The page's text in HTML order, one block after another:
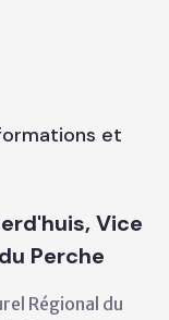
et
Vice
Perche
Régional du